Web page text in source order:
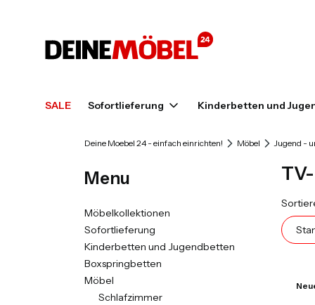
SALE Sofortlieferung Kinderbetten und
Deine Moebel 24 - einfach einrichten! Möbel Jugend -
Menu
Möbelkollektionen
Sofortlieferung
Kinderbetten und Jugendbetten
Boxspringbetten
Möbel
Schlafzimmer